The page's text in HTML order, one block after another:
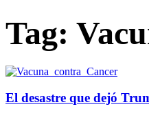
Tag:
El desastre que dejó